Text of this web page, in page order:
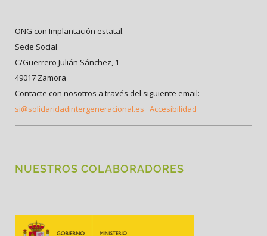
ONG con Implantación estatal.
Sede Social
C/Guerrero Julián Sánchez, 1
49017 Zamora
Contacte con nosotros a través del siguiente email:
si@solidaridadintergeneracional.es Accesibilidad
NUESTROS COLABORADORES